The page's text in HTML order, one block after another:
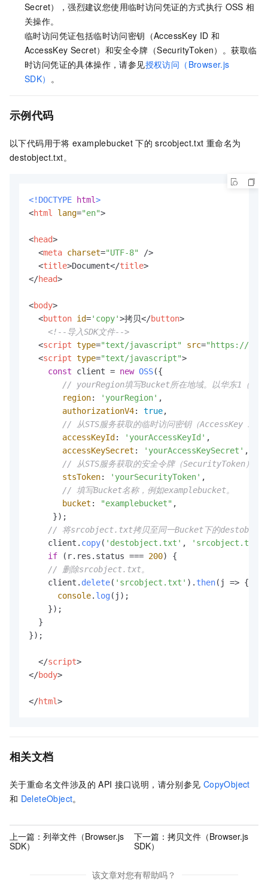
Secret），强烈建议您使用临时访问凭证的方式执行 OSS 相
关操作。
临时访问凭证包括临时访问密钥（AccessKey ID 和
AccessKey Secret）和安全令牌（SecurityToken）。获取临
时访问凭证的具体操作，请参见授权访问（Browser.js
SDK） 。
示例代码
以下代码用于将 examplebucket 下的 srcobject.txt 重命名为
destobject.txt。
<!DOCTYPE html>
<html lang="en">
<head>
<meta charset="UTF-8"
/>
<title>Document</title>
</head>
<body>
<button id='copy'>拷贝</button>
<!--导入SDK文件-->
<script type="text/javascript" src="https://
<script type="text/javascript">
const client = new OSS({
// yourRegion填写Bucket所在地域。以华东1（杭
region: 'yourRegion' ,
authorizationV4: true,
// 从STS服务获取的临时访问密钥（AccessKey ID
accessKeyId : 'yourAccessKeyId' ,
accessKeySecret : 'yourAccessKeySecret' ,
// 从STS服务获取的安全令牌（SecurityToken）。
stsToken: 'yourSecurityToken' ,
// 填写Bucket名称，例如examplebucket。
bucket : "examplebucket" ,
     });
// 将srcobject.txt拷贝至同一Bucket下的
    client.
copy( 'destobject.txt' , 'srcobject.txt'
if (r. res . status === 200) {
// 删除srcobject.txt。
    client.
delete( 'srcobject.txt' ). then( j => {
console. log(j);
    });
  }
});
</script>
</body>
</html>
相关文档
关于重命名文件涉及的 API 接口说明，请分别参见 CopyObject
和 DeleteObject。
上一篇： 列举文件（Browser.js
SDK）
下一篇： 拷贝文件（Browser.js
SDK）
该文章对您有帮助吗？